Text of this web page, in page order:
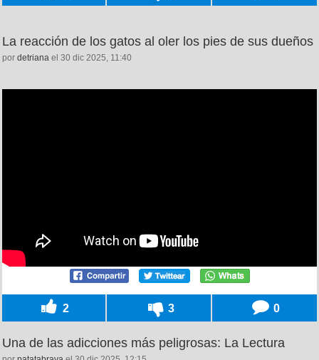
La reacción de los gatos al oler los pies de sus dueños
por detriana el 30 dic 2025, 11:40
2 3 0
Una de las adicciones más peligrosas: La Lectura